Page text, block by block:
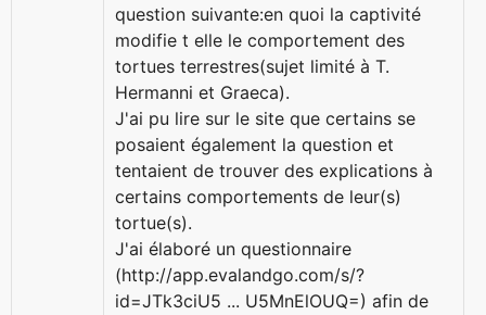
question suivante:en quoi la captivité
modifie t elle le comportement des
tortues terrestres(sujet limité à T.
Hermanni et Graeca).
J'ai pu lire sur le site que certains se
posaient également la question et
tentaient de trouver des explications à
certains comportements de leur(s)
tortue(s).
J'ai élaboré un questionnaire
(http://app.evalandgo.com/s/?
id=JTk3ciU5 ... U5MnElOUQ=) afin de